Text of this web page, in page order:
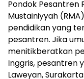
Pondok Pesantren
Mustainiyyah
pendidikan yang
pesantren. Jika
menitikberatkan
Inggris, pesantren
Laweyan,